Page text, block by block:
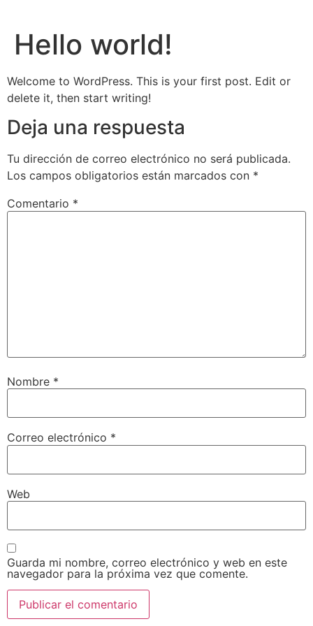
contenido
Hello world!
Welcome to WordPress. This is your first post. Edit or
delete it, then start writing!
Deja una respuesta
Tu dirección de correo electrónico no será publicada.
Los campos obligatorios están marcados con *
Comentario *
Nombre *
Correo electrónico *
Web
Guarda mi nombre, correo electrónico y web en este
navegador para la próxima vez que comente.